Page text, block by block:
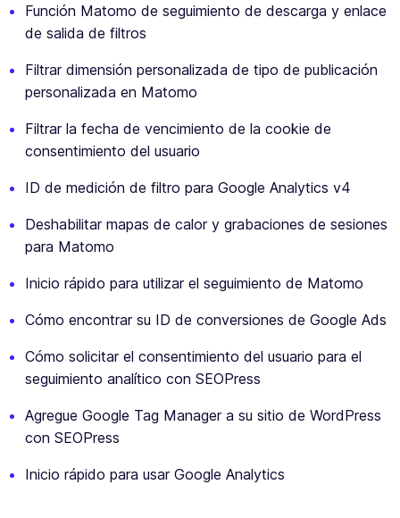
Función Matomo de seguimiento de descarga y enlace
de salida de filtros
Filtrar dimensión personalizada de tipo de publicación
personalizada en Matomo
Filtrar la fecha de vencimiento de la cookie de
consentimiento del usuario
ID de medición de filtro para Google Analytics v4
Deshabilitar mapas de calor y grabaciones de sesiones
para Matomo
Inicio rápido para utilizar el seguimiento de Matomo
Cómo encontrar su ID de conversiones de Google Ads
Cómo solicitar el consentimiento del usuario para el
seguimiento analítico con SEOPress
Agregue Google Tag Manager a su sitio de WordPress
con SEOPress
Inicio rápido para usar Google Analytics